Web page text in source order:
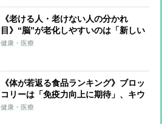
《老ける人・老けない人の分かれ
目》“脳”が老化しやすいのは「新しい
ことが嫌いな人」「孤独感が強い
健康・医療
《体が若返る食品ランキング》ブロッ
コリーは「免疫力向上に期待」、キウ
イフルーツは「睡眠へ好影響」 気を
健康・医療